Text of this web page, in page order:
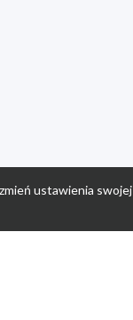
ustawienia swojej